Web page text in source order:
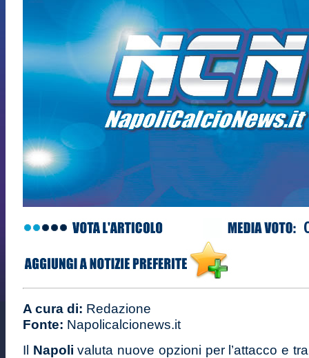
A cura di: Redazione
Fonte: Napolicalcionews.it
Il Napolivaluta nuove opzioni per l’attacco e